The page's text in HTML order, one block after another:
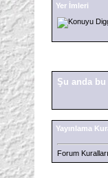
Yer İmleri
Şu anda
Yayınlama
Forum Kuralları